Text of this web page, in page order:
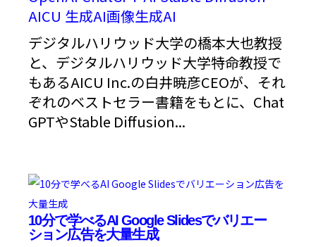
AICU 生成AI画像生成AI
デジタルハリウッド大学の橋本大也教授
と、デジタルハリウッド大学特命教授で
もあるAICU Inc.の白井暁彦CEOが、それ
ぞれのベストセラー書籍をもとに、Chat
GPTやStable Diffusion...
10分で学べるAI Google Slidesでバリエー
ション広告を大量生成